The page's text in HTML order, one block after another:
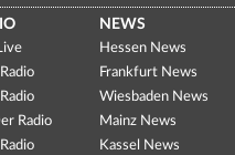
Radio
NEWS
Hessen News
Frankfurt News
Wiesbaden News
Mainz News
Kassel News